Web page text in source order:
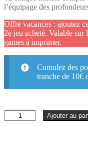
l’équipage des
Offre vacances : ajoutez
2e jeu acheté. Valable sur
games à imprimer.
Cumulez des
tranche de 10€
quantité
de
Ajouter au